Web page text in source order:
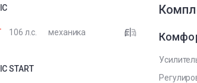
106 л.с. механика
START